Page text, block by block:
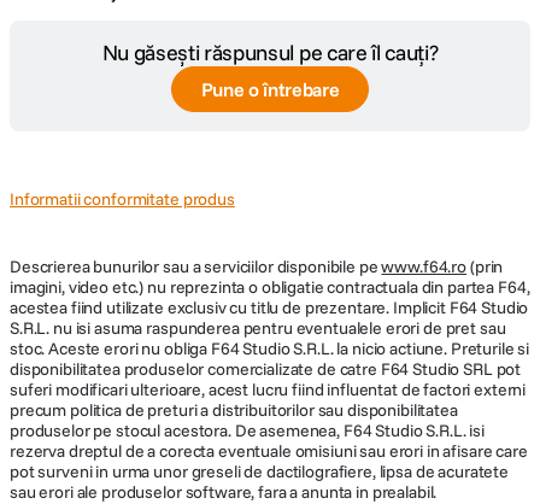
Nu găsești răspunsul pe care îl cauți?
Pune o întrebare
Informatii conformitate produs
Descrierea bunurilor sau a serviciilor disponibile pewww.f64.ro(prin
imagini, video etc.) nu reprezinta o obligatie contractuala din partea F64,
acestea fiind utilizate exclusiv cu titlu de prezentare. Implicit F64 Studio
S.R.L. nu isi asuma raspunderea pentru eventualele erori de pret sau
stoc. Aceste erori nu obliga F64 Studio S.R.L. la nicio actiune. Preturile si
disponibilitatea produselor comercializate de catre F64 Studio SRL pot
suferi modificari ulterioare, acest lucru fiind influentat de factori externi
precum politica de preturi a distribuitorilor sau disponibilitatea
produselor pe stocul acestora. De asemenea, F64 Studio S.R.L. isi
rezerva dreptul de a corecta eventuale omisiuni sau erori in afisare care
pot surveni in urma unor greseli de dactilografiere, lipsa de acuratete
sau erori ale produselor software, fara a anunta in prealabil.